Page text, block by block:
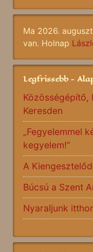
Ma 2026.
van. Holnap
Legfrissebb -
Keresden
„Fegyelemmel
kegyelem!”
A
Búcsú a Szent
Nyaraljunk